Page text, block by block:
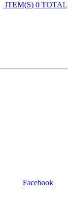
ITEM(S) 0 TOTAL
Facebook